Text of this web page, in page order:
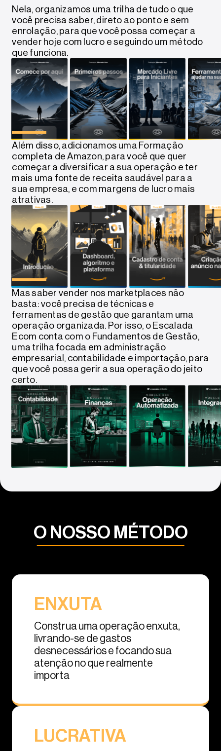
Nela, organizamos uma trilha de tudo o que
você precisa saber, direto ao ponto e sem
enrolação, para que você possa começar a
vender hoje com lucro e seguindo um método
que funciona.
Além disso, adicionamos uma Formação
completa de Amazon, para você que quer
começar a diversificar a sua operação e ter
mais uma fonte de receita saudável para a
sua empresa, e com margens de lucro mais
atrativas.
Mas saber vender nos marketplaces não
basta: você precisa de técnicas e
ferramentas de gestão que garantam uma
operação organizada. Por isso, o Escalada
Ecom conta com o Fundamentos de Gestão,
uma trilha focada em administração
empresarial, contabilidade e importação, para
que você possa gerir a sua operação do jeito
certo.
O NOSSO MÉTODO
ENXUTA
Construa uma operação enxuta,
livrando-se de gastos
desnecessários e focando sua
atenção no que realmente
importa
LUCRATIVA